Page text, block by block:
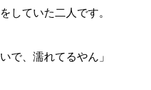
していた二人です。
で、濡れてるやん」